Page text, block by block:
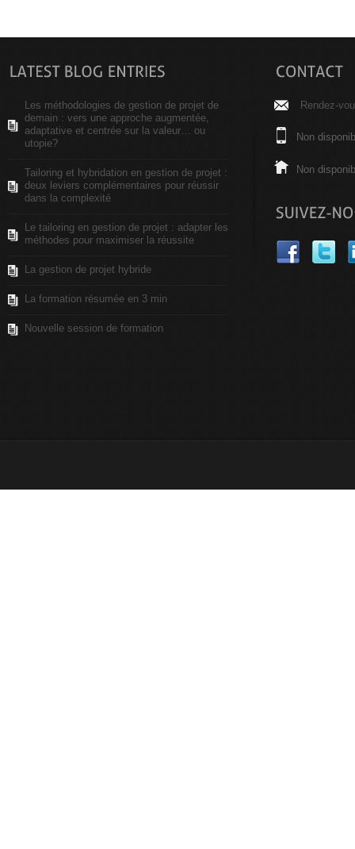
Les méthodologies de gestion de projet de
demain : vers une approche augmentée,
adaptative et centrée sur la valeur… ou
utopie?
Tailoring et hybridation en gestion de projet :
deux leviers complémentaires pour réussir
dans la complexité
Le tailoring en gestion de projet : adapter les
méthodes pour maximiser la réussite
La gestion de projet hybride
La formation résumée en 3 min
Nouvelle session de formation
Rendez-
Non
Non